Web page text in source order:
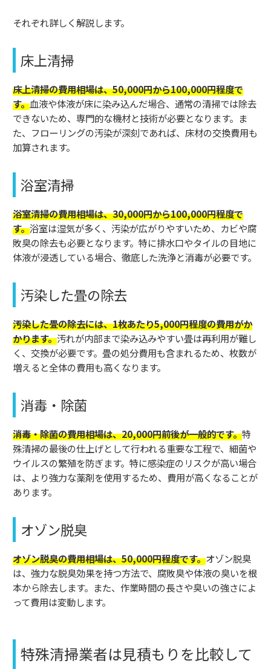
それぞれ詳しく解説します。
床上清掃
床上清掃の費用相場は、50,000円から100,000円程度で
す。血液や体液が床に染み込んだ場合、通常の清掃では除去
できないため、専門的な機材と技術が必要となります。ま
た、フローリングの汚染が深刻であれば、床材の交換費用も
加算されます。
浴室清掃
浴室清掃の費用相場は、30,000円から100,000円程度で
す。浴室は湿気が多く、汚染が広がりやすいため、カビや腐
敗臭の除去も必要となります。特に排水口やタイルの目地に
体液が浸透している場合、徹底した洗浄と消毒が必要です。
汚染した畳の除去
汚染した畳の除去には、1枚あたり5,000円程度の費用がか
かります。汚れが内部まで染み込みやすい畳は再利用が難し
く、交換が必要です。畳の処分費用も含まれるため、枚数が
増えると全体の費用も高くなります。
消毒・除菌
消毒・除菌の費用相場は、20,000円前後が一般的です。特
殊清掃の最後の仕上げとして行われる重要な工程で、細菌や
ウイルスの繁殖を防ぎます。特に感染症のリスクが高い場合
は、より強力な薬剤を使用するため、費用が高くなることが
あります。
オゾン脱臭
オゾン脱臭の費用相場は、50,000円程度です。オゾン脱臭
は、強力な脱臭効果を持つ方法で、腐敗臭や体液の臭いを根
本から除去します。また、作業時間の長さや臭いの強さによ
って費用は変動します。
特殊清掃業者は見積もりを比較して